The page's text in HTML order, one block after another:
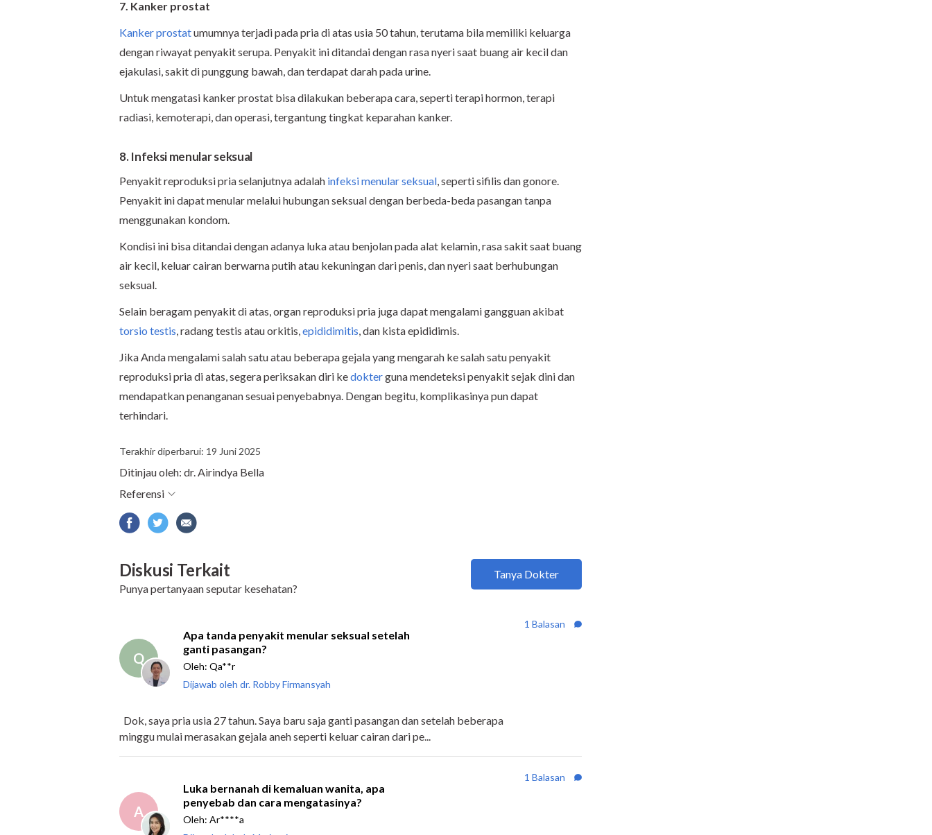
7. Kanker prostat
Kanker prostatumumnya terjadi pada pria di atas usia 50 tahun, terutama bila memiliki keluarga
dengan riwayat penyakit serupa. Penyakit ini ditandai dengan rasa nyeri saat buang air kecil dan
ejakulasi, sakit di punggung bawah, dan terdapat darah pada urine.
Untuk mengatasi kanker prostat bisa dilakukan beberapa cara, seperti terapi hormon, terapi
radiasi, kemoterapi, dan operasi, tergantung tingkat keparahan kanker.
8. Infeksi menular seksual
Penyakit reproduksi pria selanjutnya adalah infeksi menular seksual, seperti sifilis dan gonore.
Penyakit ini dapat menular melalui hubungan seksual dengan berbeda-beda pasangan tanpa
menggunakan kondom.
Kondisi ini bisa ditandai dengan adanya luka atau benjolan pada alat kelamin, rasa sakit saat buang
air kecil, keluar cairan berwarna putih atau kekuningan dari penis, dan nyeri saat berhubungan
seksual.
Selain beragam penyakit di atas, organ reproduksi pria juga dapat mengalami gangguan akibat
torsio testis, radang testis atau orkitis,epididimitis, dan kista epididimis.
Jika Anda mengalami salah satu atau beberapa gejala yang mengarah ke salah satu penyakit
reproduksi pria di atas, segera periksakan diri kedokterguna mendeteksi penyakit sejak dini dan
mendapatkan penanganan sesuai penyebabnya. Dengan begitu, komplikasinya pun dapat
terhindari.
Terakhir diperbarui: 19 Juni 2025